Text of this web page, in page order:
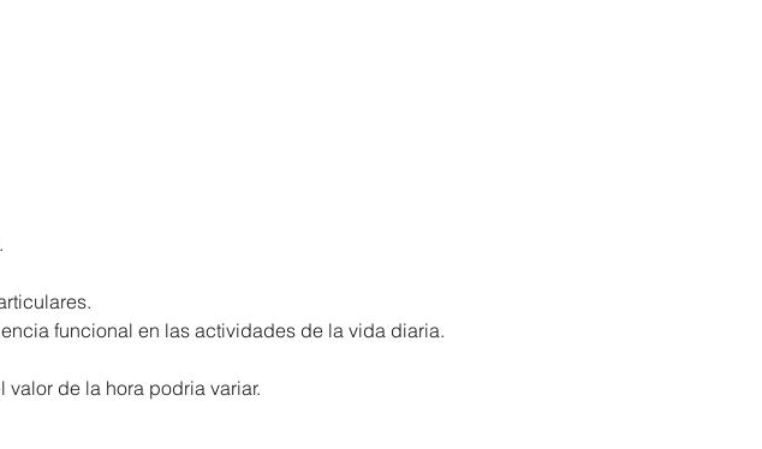
funcional en las actividades de la vida diaria.
de la hora podria variar.